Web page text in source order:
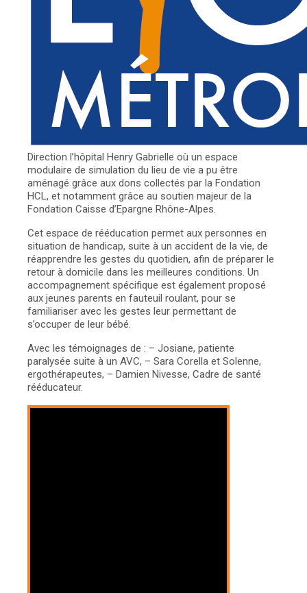
Direction l’hôpital Henry Gabrielle où un espace
modulaire de simulation du lieu de vie a pu être
aménagé grâce aux dons collectés par la Fondation
HCL, et notamment grâce au soutien majeur de la
Fondation Caisse d’Epargne Rhône-Alpes.
Cet espace de rééducation permet aux personnes en
situation de handicap, suite à un accident de la vie, de
réapprendre les gestes du quotidien, afin de préparer le
retour à domicile dans les meilleures conditions. Un
accompagnement spécifique est également proposé
aux jeunes parents en fauteuil roulant, pour se
familiariser avec les gestes leur permettant de
s’occuper de leur bébé.
Avec les témoignages de : – Josiane, patiente
paralysée suite à un AVC, – Sara Corella et Solenne,
ergothérapeutes, – Damien Nivesse, Cadre de santé
rééducateur.